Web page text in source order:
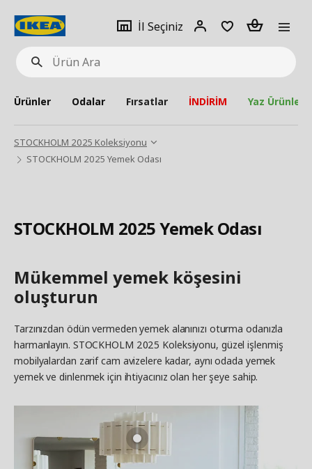
Ürün
Ara
İl Seçiniz
Giriş
Adet
Ürünler Odalar Fırsatlar İNDİRİM Yaz Ürünleri
STOCKHOLM 2025 Koleksiyonu
STOCKHOLM 2025 Yemek Odası
STOCKHOLM 2025 Yemek Odası
Mükemmel yemek köşesini
oluşturun
Tarzınızdan ödün vermeden yemek alanınızı oturma odanızla
harmanlayın. STOCKHOLM 2025 Koleksiyonu, güzel işlenmiş
mobilyalardan zarif cam avizelere kadar, aynı odada yemek
yemek ve dinlenmek için ihtiyacınız olan her şeye sahip.